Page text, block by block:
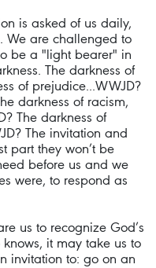
is asked of us daily,
We are challenged to
be a "light bearer" in
The darkness of
of prejudice...WWJD?
darkness of racism,
The darkness of
The invitation and
part they won’t be
before us and we
were, to respond as
us to recognize God’s
it may take us to
invitation to: go on an